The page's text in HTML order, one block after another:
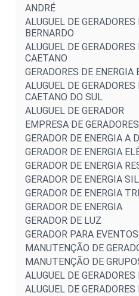
ANDRÉ
ALUGUEL DE
BERNARDO
ALUGUEL DE
CAETANO
GERADORES DE ENERGIA
ALUGUEL DE
CAETANO DO SUL
ALUGUEL DE GERADOR
EMPRESA DE GERADORES
GERADOR DE ENERGIA A
GERADOR DE ENERGIA
GERADOR DE ENERGIA
GERADOR DE ENERGIA
GERADOR DE ENERGIA
GERADOR DE ENERGIA
GERADOR DE LUZ
GERADOR PARA EVENTOS
MANUTENÇÃO DE
MANUTENÇÃO DE
ALUGUEL DE
ALUGUEL DE